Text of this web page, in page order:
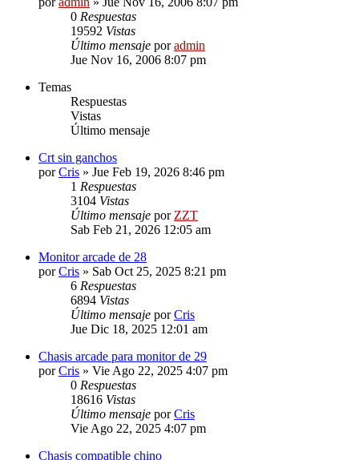
0 Respuestas
19592 Vistas
Último mensaje poradmin
Jue Nov 16, 2006 8:07 pm
Temas
Respuestas
Vistas
Último mensaje
Crt sin ganchos
porCris » Jue Feb 19, 2026 8:46 pm
1 Respuestas
3104 Vistas
Último mensaje por ZZT
Sab Feb 21, 2026 12:05 am
Monitor arcade de 28
porCris » Sab Oct 25, 2025 8:21 pm
6 Respuestas
6894 Vistas
Último mensaje porCris
Jue Dic 18, 2025 12:01 am
Chasis arcade para monitor de 29
porCris » Vie Ago 22, 2025 4:07 pm
0 Respuestas
18616 Vistas
Último mensaje porCris
Vie Ago 22, 2025 4:07 pm
Chasis compatible chino